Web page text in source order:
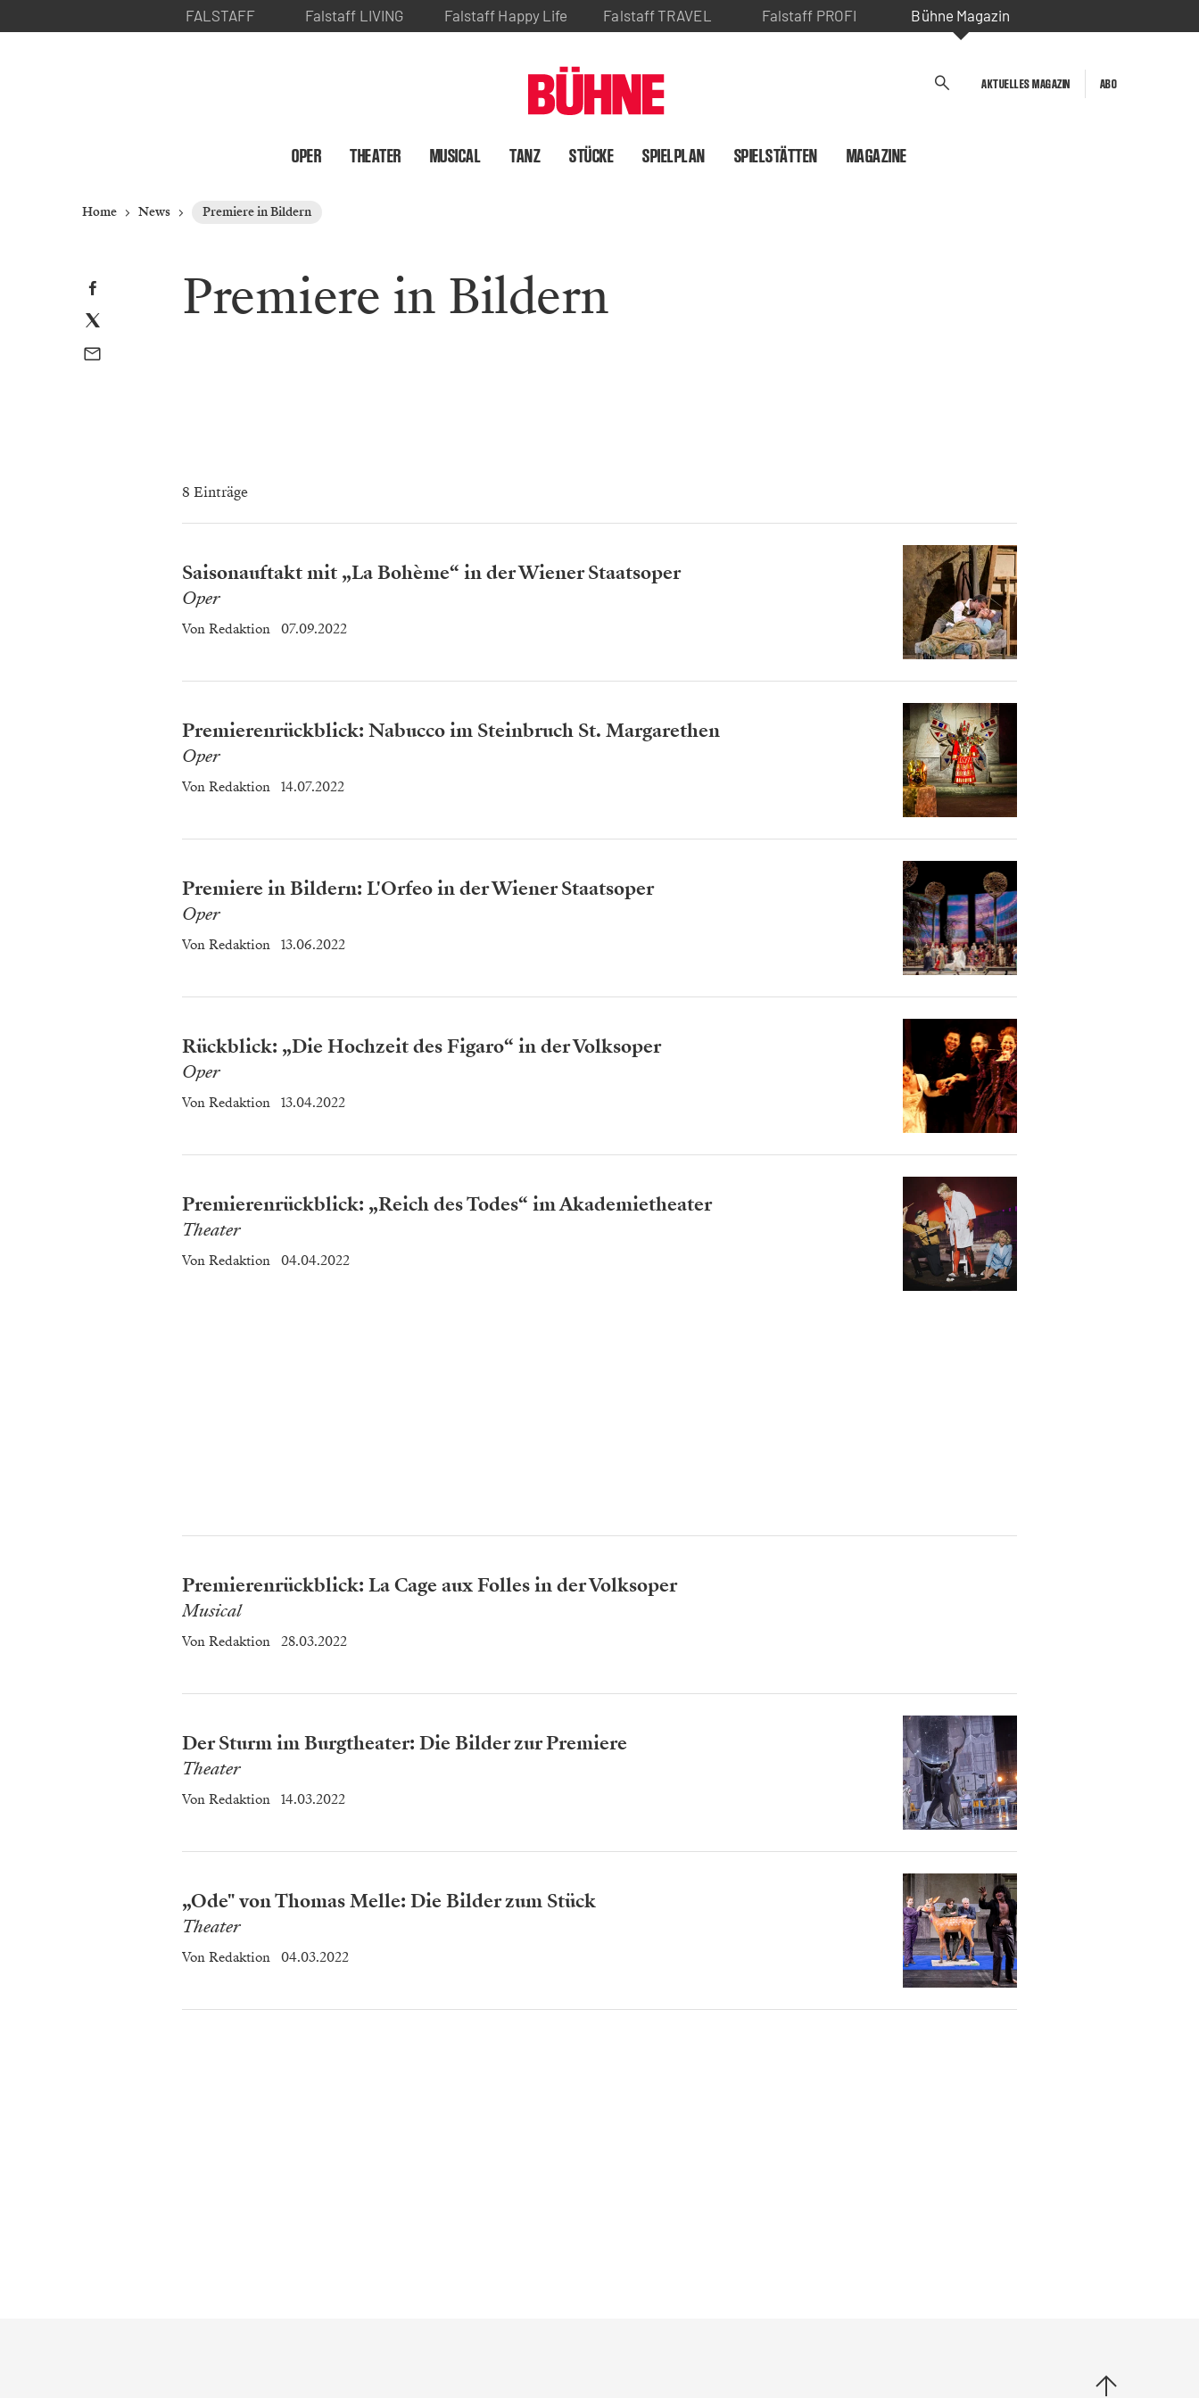
FALSTAFF Falstaff LIVING Falstaff Happy Life Falstaff TRAVEL Falstaff PROFI Bühne Magazin
AKTUELLES MAGAZIN ABO
OPER THEATER MUSICAL TANZ STÜCKE SPIELPLAN SPIELSTÄTTEN MAGAZINE
Home News Premiere in Bildern
Premiere in Bildern
8 Einträge
Saisonauftakt mit „La Bohème“ in der Wiener Staatsoper
Oper
Von Redaktion 07.09.2022
Premierenrückblick: Nabucco im Steinbruch St. Margarethen
Oper
Von Redaktion 14.07.2022
Premiere in Bildern: L'Orfeo in der Wiener Staatsoper
Oper
Von Redaktion 13.06.2022
Rückblick: „Die Hochzeit des Figaro“ in der Volksoper
Oper
Von Redaktion 13.04.2022
Premierenrückblick: „Reich des Todes“ im Akademietheater
Theater
Von Redaktion 04.04.2022
Premierenrückblick: La Cage aux Folles in der Volksoper
Musical
Von Redaktion 28.03.2022
Der Sturm im Burgtheater: Die Bilder zur Premiere
Theater
Von Redaktion 14.03.2022
„Ode" von Thomas Melle: Die Bilder zum Stück
Theater
Von Redaktion 04.03.2022